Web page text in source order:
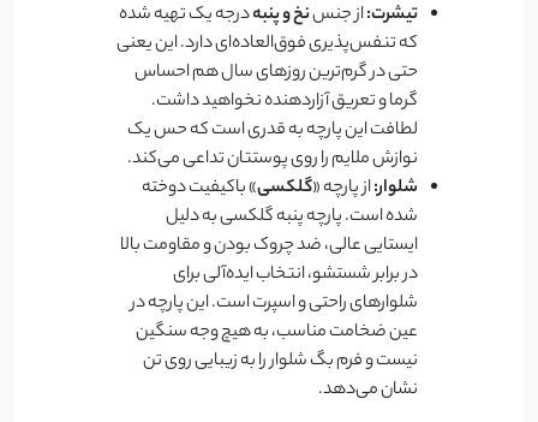
تیشرت:از جنسنخ و پنبهدرجه یک تهیه شده
که تنفس‌پذیری فوق‌العاده‌ای دارد. این یعنی
حتی در گرم‌ترین روزهای سال هم احساس
گرما و تعریق آزاردهنده نخواهید داشت.
لطافت این پارچه به قدری است که حس یک
نوازش ملایم را روی پوستتان تداعی می‌کند.
شلوار:از پارچه «گلکسی» باکیفیت دوخته
شده است. پارچه پنبه گلکسی به دلیل
ایستایی عالی، ضد چروک بودن و مقاومت بالا
در برابر شستشو، انتخاب ایده‌آلی برای
شلوارهای راحتی و اسپرت است. این پارچه در
عین ضخامت مناسب، به هیچ وجه سنگین
نیست و فرم بگ شلوار را به زیبایی روی تن
نشان می‌دهد.